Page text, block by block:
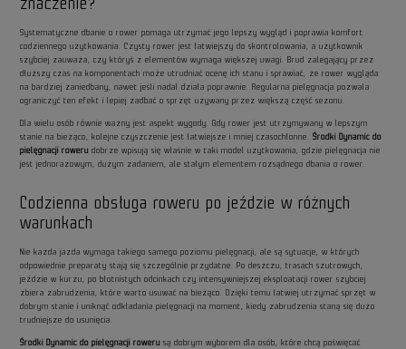
Systematyczne dbanie o rower pomaga utrzymać jego lepszy wygląd i poprawia komfort
codziennego użytkowania. Czysty rower jest łatwiejszy do skontrolowania, a użytkownik
szybciej zauważa, czy któryś z elementów wymaga większej uwagi. Brud zalegający przez
dłuższy czas na komponentach może utrudniać ocenę ich stanu i sprawiać, że rower wygląda
na bardziej zaniedbany, nawet jeśli nadal działa poprawnie. Regularna pielęgnacja pozwala
ograniczyć ten efekt i lepiej zadbać o sprzęt używany przez większą część sezonu.
Dla wielu osób równie ważny jest aspekt wygody. Gdy rower jest utrzymywany w lepszym
stanie na bieżąco, kolejne czyszczenie jest łatwiejsze i mniej czasochłonne.Środki Dynamic do
pielęgnacji roweru dobrze wpisują się właśnie w taki model użytkowania, gdzie pielęgnacja nie
jest jednorazowym, dużym zadaniem, ale stałym elementem rozsądnego dbania o rower.
Codzienna obsługa roweru po jeździe w różnych
warunkach
Nie każda jazda wymaga takiego samego poziomu pielęgnacji, ale są sytuacje, w których
odpowiednie preparaty stają się szczególnie przydatne. Po deszczu, trasach szutrowych,
jeździe w kurzu, po błotnistych odcinkach czy intensywniejszej eksploatacji rower szybciej
zbiera zabrudzenia, które warto usuwać na bieżąco. Dzięki temu łatwiej utrzymać sprzęt w
dobrym stanie i uniknąć odkładania pielęgnacji na moment, kiedy zabrudzenia staną się dużo
trudniejsze do usunięcia.
Środki Dynamic do pielęgnacji roweru są dobrym wyborem dla osób, które chcą poświęcać